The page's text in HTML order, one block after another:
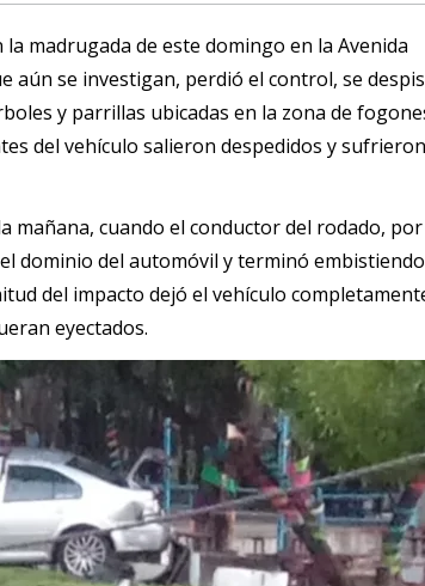
madrugada de este domingo en la Avenida
aún se investigan, perdió el control, se
y parrillas ubicadas en la zona de
del vehículo salieron despedidos y
mañana, cuando el conductor del rodado,
dominio del automóvil y terminó
del impacto dejó el vehículo
eyectados.